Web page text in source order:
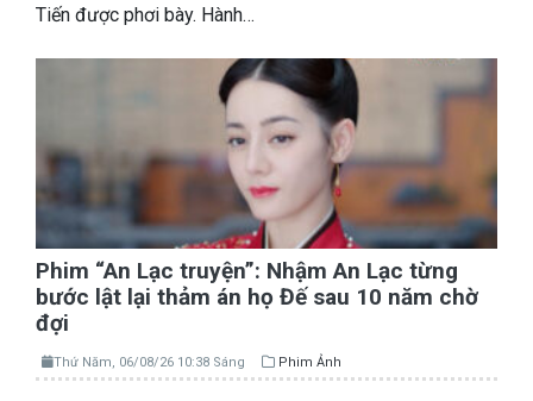
Tiến được phơi bày. Hành…
Phim “An Lạc truyện”: Nhậm An Lạc từng
bước lật lại thảm án họ Đế sau 10 năm chờ
đợi
Thứ Năm, 06/08/26 10:38 Sáng Phim Ảnh